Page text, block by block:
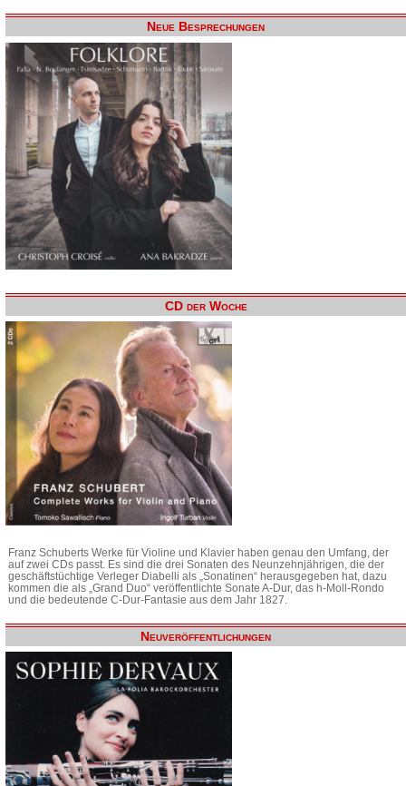
Neue Besprechungen
CD der Woche
Franz Schuberts Werke für Violine und Klavier haben genau den Umfang, der
auf zwei CDs passt. Es sind die drei Sonaten des Neunzehnjährigen, die der
geschäftstüchtige Verleger Diabelli als „Sonatinen“ herausgegeben hat, dazu
kommen die als „Grand Duo“ veröffentlichte Sonate A-Dur, das h-Moll-Rondo
und die bedeutende C-Dur-Fantasie aus dem Jahr 1827.
Neuveröffentlichungen